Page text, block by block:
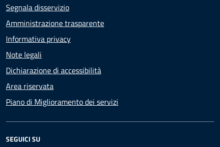
Segnala disservizio
Amministrazione trasparente
Informativa privacy
Note legali
Dichiarazione di accessibilità
Area riservata
Piano di Miglioramento dei servizi
SEGUICI SU